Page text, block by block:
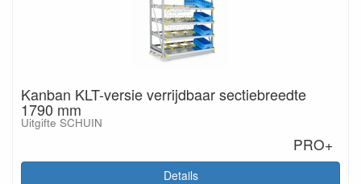
Kanban KLT-versie verrijdbaar sectiebreedte
1790 mm
Uitgifte SCHUIN
PRO+
Details